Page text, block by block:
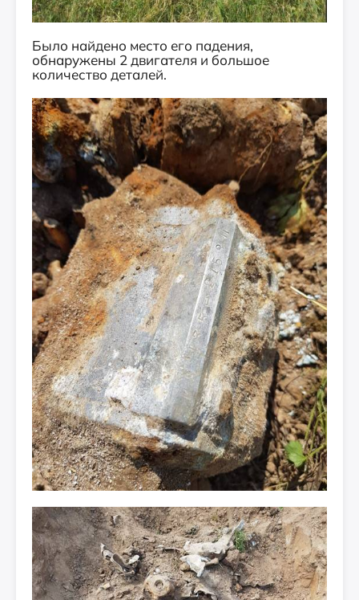
Было найдено место его падения,
обнаружены 2 двигателя и большое
количество деталей.